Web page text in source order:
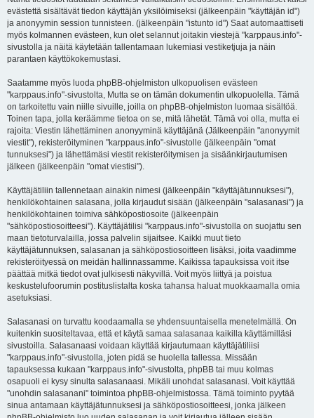
evästettä sisältävät tiedon käyttäjän yksilöimiseksi (jälkeenpäin "käyttäjän id")
ja anonyymin session tunnisteen. (jälkeenpäin "istunto id") Saat automaattiseti
myös kolmannen evästeen, kun olet selannut joitakin viestejä "karppaus.info"-
sivustolla ja näitä käytetään tallentamaan lukemiasi vestiketjuja ja näin
parantaen käyttökokemustasi.
Saatamme myös luoda phpBB-ohjelmiston ulkopuolisen evästeen
"karppaus.info"-sivustolta, Mutta se on tämän dokumentin ulkopuolella. Tämä
on tarkoitettu vain niille sivuille, joilla on phpBB-ohjelmiston luomaa sisältöä.
Toinen tapa, jolla keräämme tietoa on se, mitä lähetät. Tämä voi olla, mutta ei
rajoita: Viestin lähettäminen anonyyminä käyttäjänä (Jälkeenpäin "anonyymit
viestit"), rekisteröityminen "karppaus.info"-sivustolle (jälkeenpäin "omat
tunnuksesi") ja lähettämäsi viestit rekisteröitymisen ja sisäänkirjautumisen
jälkeen (jälkeenpäin "omat viestisi").
Käyttäjätiliin tallennetaan ainakin nimesi (jälkeenpäin "käyttäjätunnuksesi"),
henkilökohtainen salasana, jolla kirjaudut sisään (jälkeenpäin "salasanasi") ja
henkilökohtainen toimiva sähköpostiosoite (jälkeenpäin
"sähköpostiosoitteesi"). Käyttäjätilisi "karppaus.info"-sivustolla on suojattu sen
maan tietoturvalailla, jossa palvelin sijaitsee. Kaikki muut tieto
käyttäjätunnuksen, salasanan ja sähköpostiosoitteen lisäksi, joita vaadimme
rekisteröityessä on meidän hallinnassamme. Kaikissa tapauksissa voit itse
päättää mitkä tiedot ovat julkisesti näkyvillä. Voit myös liittyä ja poistua
keskustelufoorumin postituslistalta koska tahansa haluat muokkaamalla omia
asetuksiasi.
Salasanasi on turvattu koodaamalla se yhdensuuntaisella menetelmällä. On
kuitenkin suositeltavaa, että et käytä samaa salasanaa kaikilla käyttämilläsi
sivustoilla. Salasanaasi voidaan käyttää kirjautumaan käyttäjätiliisi
"karppaus.info"-sivustolla, joten pidä se huolella tallessa. Missään
tapauksessa kukaan "karppaus.info"-sivustolta, phpBB tai muu kolmas
osapuoli ei kysy sinulta salasanaasi. Mikäli unohdat salasanasi. Voit käyttää
"unohdin salasanani" toimintoa phpBB-ohjelmistossa. Tämä toiminto pyytää
sinua antamaan käyttäjätunnuksesi ja sähköpostiosoitteesi, jonka jälkeen